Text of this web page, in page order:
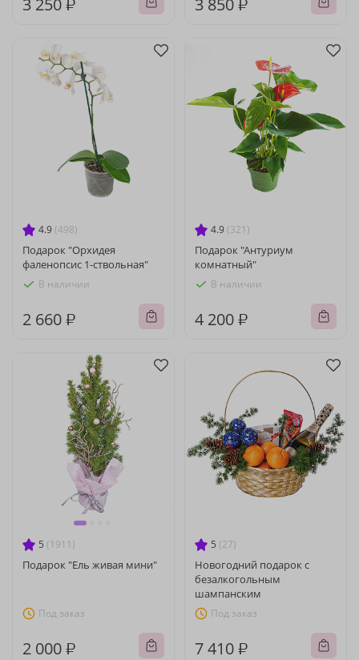
3 250 ₽ 3 850 ₽
4.9 (498)
Подарок "Орхидея
фаленопсис 1-ствольная"
В наличии
2 660 ₽
4.9 (321)
Подарок "Антуриум
комнатный"
В наличии
4 200 ₽
5 (1911)
Подарок "Ель живая мини"
Под заказ
2 000 ₽
5 (27)
Новогодний подарок с
безалкогольным
шампанским
Под заказ
7 410 ₽